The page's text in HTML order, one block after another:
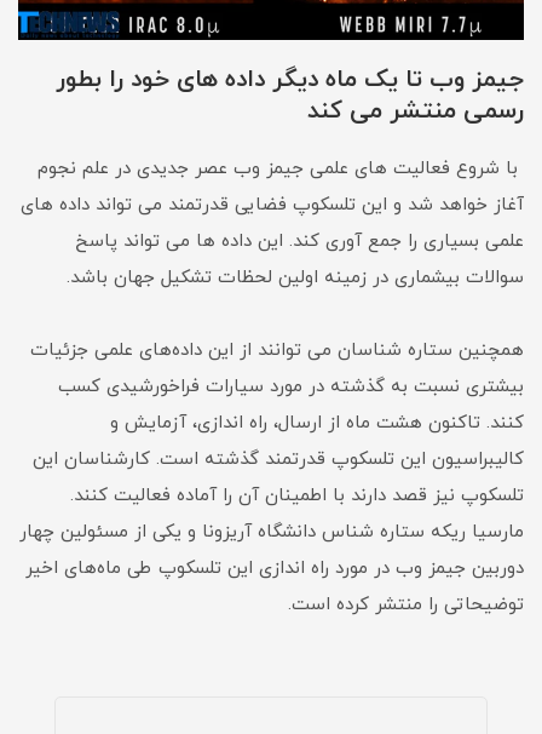
جیمز وب تا یک ماه دیگر داده های خود را بطور
رسمی منتشر می کند
با شروع فعالیت های علمی جیمز وب عصر جدیدی در علم نجوم
آغاز خواهد شد و این تلسکوپ فضایی قدرتمند می تواند داده های
علمی بسیاری را جمع آوری کند. این داده ها می تواند پاسخ
سوالات بیشماری در زمینه اولین لحظات تشکیل جهان باشد.
همچنین ستاره شناسان می توانند از این داده‌های علمی جزئیات
بیشتری نسبت به گذشته در مورد سیارات فراخورشیدی کسب
کنند. تاکنون هشت ماه از ارسال، راه اندازی، آزمایش و
کالیبراسیون این تلسکوپ قدرتمند گذشته است. کارشناسان این
تلسکوپ نیز قصد دارند با اطمینان آن را آماده فعالیت کنند.
مارسیا ریکه ستاره شناس دانشگاه آریزونا و یکی از مسئولین چهار
دوربین جیمز وب در مورد راه اندازی این تلسکوپ طی ماه‌های اخیر
توضیحاتی را منتشر کرده است.